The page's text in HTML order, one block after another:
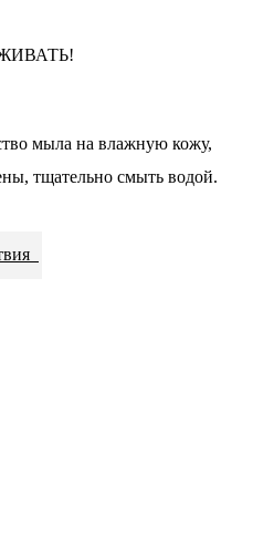
мыла на влажную кожу,
тщательно смыть водой.